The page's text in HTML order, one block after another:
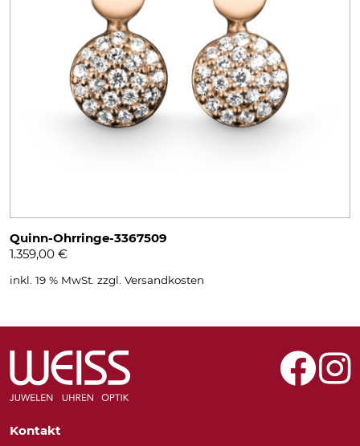
Quinn-Ohrringe-3367509
1.359,00 €
inkl. 19 % MwSt. zzgl. Versandkosten
Kontakt